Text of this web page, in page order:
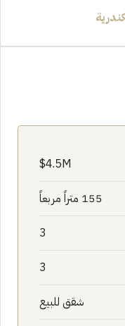
4.5M$
155 متراً مربعاً
3
3
شقق للبيع